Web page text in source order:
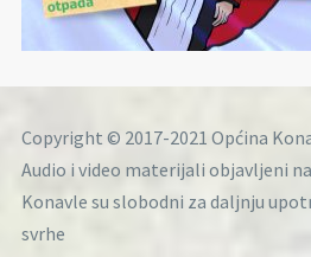
Copyright © 2017-2021 Općina
Audio i video materijali objavljeni
Konavle su slobodni za daljnju
svrhe